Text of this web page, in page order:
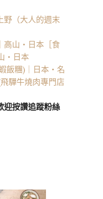
野（大人的週末
高山・日本 ［食
・日本
飯糰)｜日本・名
驒牛燒肉專門店
迎按讚追蹤粉絲